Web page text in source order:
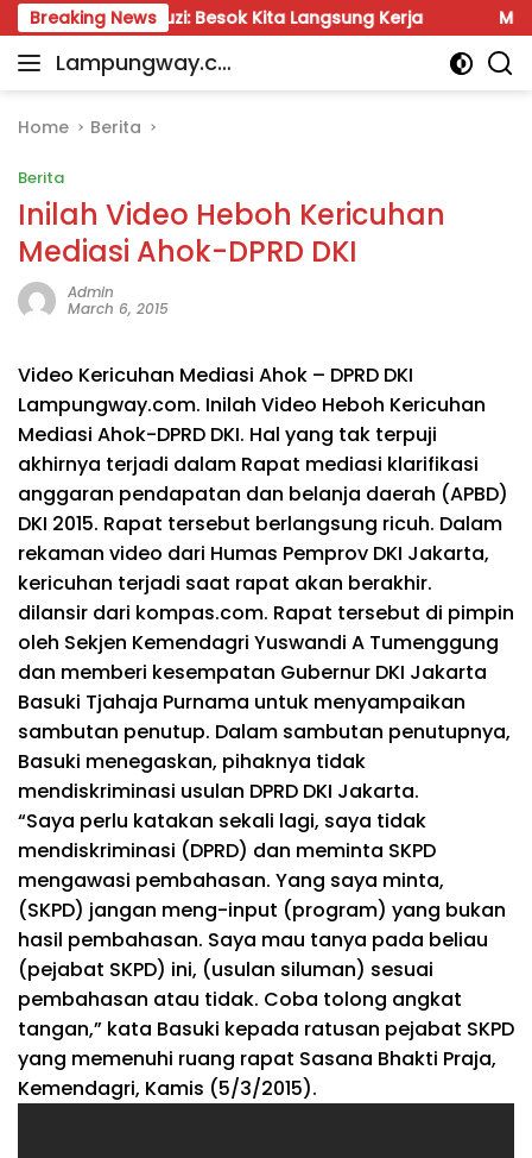
Skip
to
content
Breaking News
Fauzi: Besok Kita Langsung Kerja Munir: Jangan
Lampungway.co
Portal
Daerah
Terpercaya
dan
Terupdate
Home Berita
Berita
Inilah Video Heboh Kericuhan
Mediasi Ahok-DPRD DKI
Admin
March 6, 2015
Video Kericuhan Mediasi Ahok – DPRD DKI
Lampungway.com. Inilah Video Heboh Kericuhan
Mediasi Ahok-DPRD DKI. Hal yang tak terpuji
akhirnya terjadi dalam Rapat mediasi klarifikasi
anggaran pendapatan dan belanja daerah (APBD)
DKI 2015. Rapat tersebut berlangsung ricuh. Dalam
rekaman video dari Humas Pemprov DKI Jakarta,
kericuhan terjadi saat rapat akan berakhir.
dilansir dari kompas.com. Rapat tersebut di pimpin
oleh Sekjen Kemendagri Yuswandi A Tumenggung
dan memberi kesempatan Gubernur DKI Jakarta
Basuki Tjahaja Purnama untuk menyampaikan
sambutan penutup. Dalam sambutan penutupnya,
Basuki menegaskan, pihaknya tidak
mendiskriminasi usulan DPRD DKI Jakarta.
“Saya perlu katakan sekali lagi, saya tidak
mendiskriminasi (DPRD) dan meminta SKPD
mengawasi pembahasan. Yang saya minta,
(SKPD) jangan meng-input (program) yang bukan
hasil pembahasan. Saya mau tanya pada beliau
(pejabat SKPD) ini, (usulan siluman) sesuai
pembahasan atau tidak. Coba tolong angkat
tangan,” kata Basuki kepada ratusan pejabat SKPD
yang memenuhi ruang rapat Sasana Bhakti Praja,
Kemendagri, Kamis (5/3/2015).